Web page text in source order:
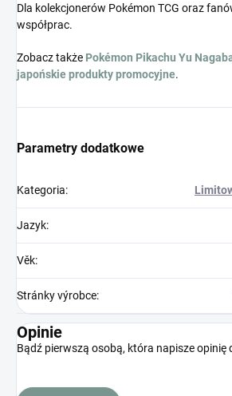
Dla kolekcjonerów Pokémon TCG oraz
współprac.
Zobacz także Pokémon Pikachu Yu
japońskie produkty promocyjne.
Parametry dodatkowe
Kategoria:
Jazyk:
Věk:
Stránky výrobce:
Opinie
Bądź pierwszą osobą, która napisze opinię